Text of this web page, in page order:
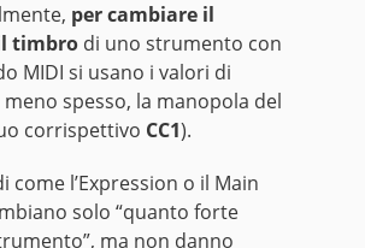
per cambiare il
timbro di uno strumento con
MIDI si usano i valori di
meno spesso, la manopola del
corrispettivo CC1).
come l’Expression o il Main
solo “quanto forte
ma non danno